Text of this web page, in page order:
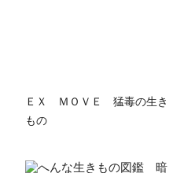
ＥＸ ＭＯＶＥ 猛毒の生き
もの